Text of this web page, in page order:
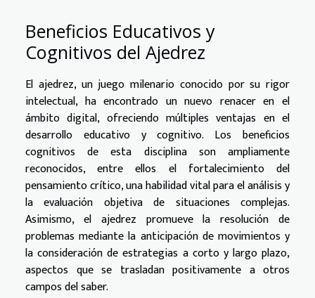
Beneficios Educativos y
Cognitivos del Ajedrez
El ajedrez, un juego milenario conocido por su rigor
intelectual, ha encontrado un nuevo renacer en el
ámbito digital, ofreciendo múltiples ventajas en el
desarrollo educativo y cognitivo. Los beneficios
cognitivos de esta disciplina son ampliamente
reconocidos, entre ellos el fortalecimiento del
pensamiento crítico, una habilidad vital para el análisis y
la evaluación objetiva de situaciones complejas.
Asimismo, el ajedrez promueve la resolución de
problemas mediante la anticipación de movimientos y
la consideración de estrategias a corto y largo plazo,
aspectos que se trasladan positivamente a otros
campos del saber.